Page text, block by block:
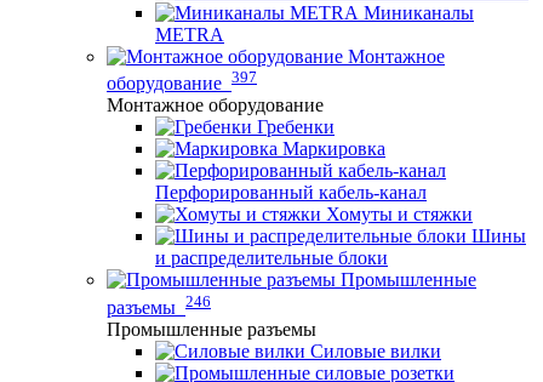
Миниканалы
METRA
Монтажное
оборудование 397
Монтажное оборудование
Гребенки
Маркировка
Перфорированный кабель-канал
Хомуты и стяжки
Шины
и распределительные блоки
Промышленные
разъемы 246
Промышленные разъемы
Силовые вилки